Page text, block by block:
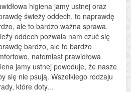
higiena jamy ustnej oraz
świeży oddech, to naprawdę
ale to bardzo ważna sprawa.
oddech pozwala nam czuć się
bardzo, ale to bardzo
natomiast prawidłowa
jamy ustnej powoduje, że nasze
się nie psują. Wszelkiego rodzaju
które doty...